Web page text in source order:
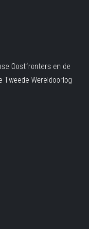
Oostfronters en de
Tweede Wereldoorlog